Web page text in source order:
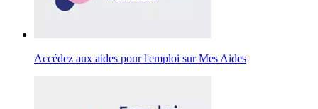
Accédez aux aides pour l'emploi sur Mes Aides